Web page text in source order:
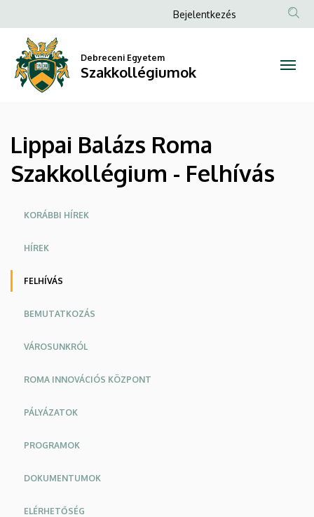
Balázs
Roma
Szakkollégium
Felhívás
Szakkollégiumok
a
tartalomra
Anonim
menüje
Bejelentkezés
Debreceni Egyetem
Szakkollégiumok
Lippai Balázs Roma
Szakkollégium - Felhívás
Oldalmenü
KORÁBBI HÍREK
HÍREK
FELHÍVÁS
BEMUTATKOZÁS
VÁROSUNKRÓL
ROMA INNOVÁCIÓS KÖZPONT
PÁLYÁZATOK
PROGRAMOK
DOKUMENTUMOK
ELÉRHETŐSÉG